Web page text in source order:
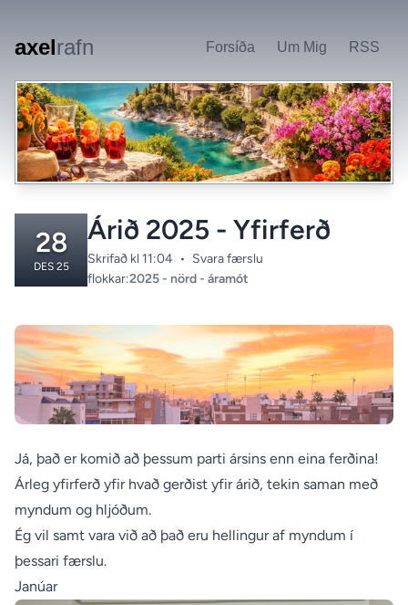
axelrafn Forsíða Um Mig RSS
28
DES 25
Árið 2025 - Yfirferð
Skrifað kl 11:04 • Svara færslu
Categories:
flokkar:2025 - nörd - áramót
Já, það er komið að þessum parti ársins enn eina ferðina!
Árleg yfirferð yfir hvað gerðist yfir árið, tekin saman með
myndum og hljóðum.
Ég vil samt vara við að það eru hellingur af myndum í
þessari færslu.
Janúar